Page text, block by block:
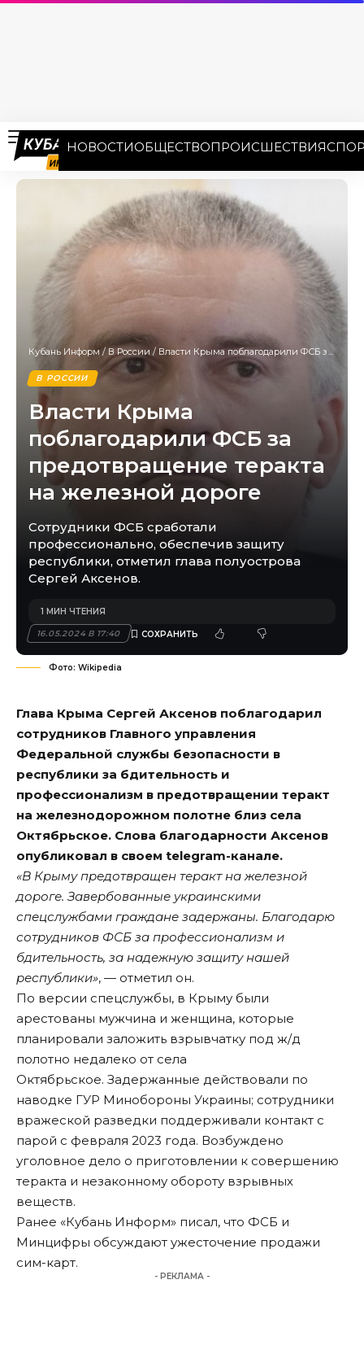
НОВОСТИОБЩЕСТВОПРОИСШЕСТВИЯ
Кубань Информ/ В России / Власти Крыма поблагодарили ФСБ за предотвращение теракта на железной дороге
В РОССИИ
Власти Крыма
поблагодарили ФСБ за
предотвращение теракта
на железной дороге
Сотрудники ФСБ сработали
профессионально, обеспечив защиту
республики, отметил глава полуострова
Сергей Аксенов.
16.05.2024 В 17:40
1 МИН ЧТЕНИЯ
Фото: Wikipedia
Глава Крыма Сергей Аксенов поблагодарил
сотрудников Главного управления
Федеральной службы безопасности в
республики за бдительность и
профессионализм в предотвращении теракт
на железнодорожном полотне близ села
Октябрьское. Слова благодарности Аксенов
опубликовал в своем telegram-канале.
«В Крыму предотвращен теракт на железной
дороге. Завербованные украинскими
спецслужбами граждане задержаны. Благодарю
сотрудников ФСБ за профессионализм и
бдительность, за надежную защиту нашей
республики», — отметил он.
По версии спецслужбы, в Крыму были
арестованы мужчина и женщина, которые
планировали заложить взрывчатку под ж/д
полотно недалеко от села
Октябрьское. Задержанные действовали по
наводке ГУР Минобороны Украины; сотрудники
вражеской разведки поддерживали контакт с
парой с февраля 2023 года. Возбуждено
уголовное дело о приготовлении к совершению
теракта и незаконному обороту взрывных
веществ.
Ранее «Кубань Информ» писал, что ФСБ и
Минцифры обсуждают ужесточение продажи
сим-карт.
- РЕКЛАМА -